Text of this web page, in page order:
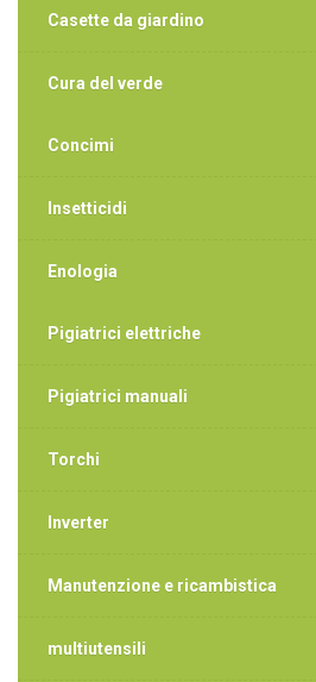
Casette da giardino
Cura del verde
Concimi
Insetticidi
Enologia
Pigiatrici elettriche
Pigiatrici manuali
Torchi
Inverter
Manutenzione e ricambistica
multiutensili